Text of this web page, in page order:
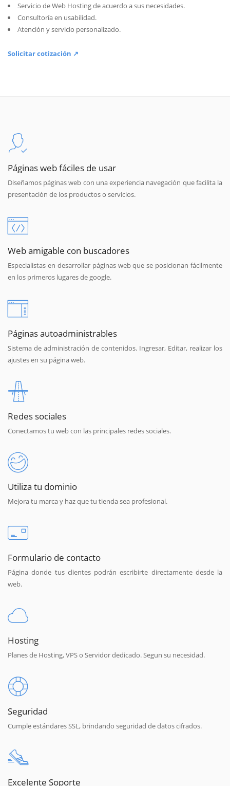
Servicio de Web Hosting de acuerdo a sus necesidades.
Consultoría en usabilidad.
Atención y servicio personalizado.
Solicitar cotización ↗
Páginas web fáciles de usar
Diseñamos páginas web con una experiencia navegación que facilita la
presentación de los productos o servicios.
Web amigable con buscadores
Especialistas en desarrollar páginas web que se posicionan fácilmente
en los primeros lugares de google.
Páginas autoadministrables
Sistema de administración de contenidos. Ingresar, Editar, realizar los
ajustes en su página web.
Redes sociales
Conectamos tu web con las principales redes sociales.
Utiliza tu dominio
Mejora tu marca y haz que tu tienda sea profesional.
Formulario de contacto
Página donde tus clientes podrán escribirte directamente desde la
web.
Hosting
Planes de Hosting, VPS o Servidor dedicado. Segun su necesidad.
Seguridad
Cumple estándares SSL, brindando seguridad de datos cifrados.
Excelente Soporte